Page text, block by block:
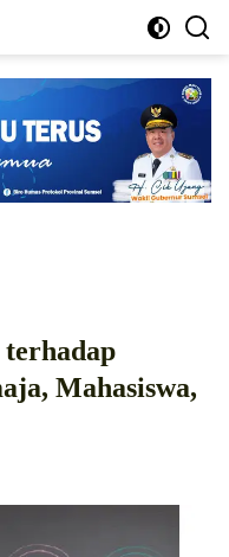
terhadap
Mahasiswa,